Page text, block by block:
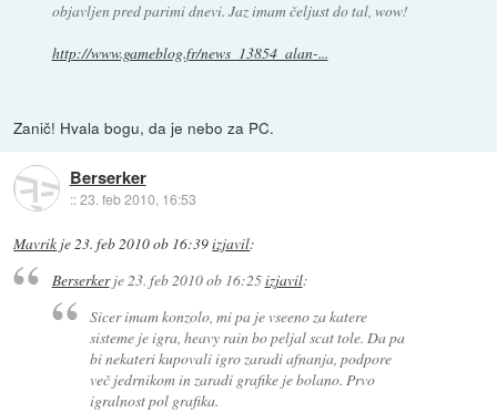
objavljen pred parimi dnevi. Jaz imam čeljust do tal, wow!
http://www.gameblog.fr/news_13854_alan-...
Zanič! Hvala bogu, da je nebo za PC.
Berserker
::23. feb 2010, 16:53
Mavrik je23. feb 2010 ob 16:39izjavil:
Berserkerje23. feb 2010 ob 16:25izjavil:
Sicer imam konzolo, mi pa je vseeno za katere
sisteme je igra, heavy rain bo peljal scat tole. Da pa
bi nekateri kupovali igro zaradi afnanja, podpore
več jedrnikom in zaradi grafike je bolano. Prvo
igralnost pol grafika.